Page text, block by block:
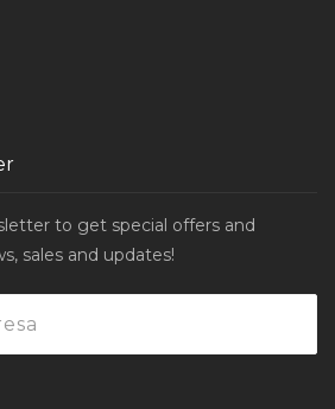
to get special offers and
sales and updates!